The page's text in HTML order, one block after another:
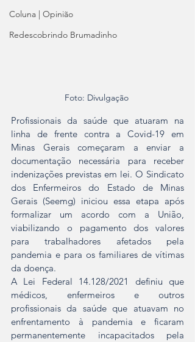
Coluna | Opinião
Redescobrindo Brumadinho
Foto: Divulgação
Profissionais da saúde que atuaram na
linha de frente contra a Covid-19 em
Minas Gerais começaram a enviar a
documentação necessária para receber
indenizações previstas em lei. O Sindicato
dos Enfermeiros do Estado de Minas
Gerais (Seemg) iniciou essa etapa após
formalizar um acordo com a União,
viabilizando o pagamento dos valores
para trabalhadores afetados pela
pandemia e para os familiares de vítimas
da doença.
A Lei Federal 14.128/2021 definiu que
médicos, enfermeiros e outros
profissionais da saúde que atuavam no
enfrentamento à pandemia e ficaram
permanentemente incapacitados pela